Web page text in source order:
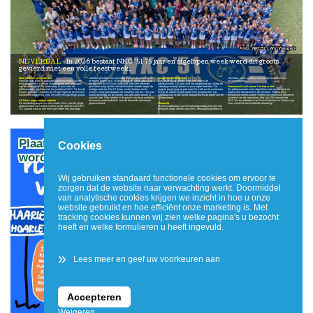
NIJVERDAL In 2026 bestaat NKC ’51 75 jaar en afgelopen week werd dit groots
gevierd met een volle feestweek.
Mooi jubileum programma
Hiervoor was door de speciale jubileumcommissie een
mooi programma in elkaar was gedraaid voor alle lagen
van de vereniging. Op woensdag 10 juni werd de
jubileumweek afgetrapt met het jaarlijkse NKC ’51 Jeu de
Boules toernooi. Ondanks de hevige regenval en een iets
aangepast programma werd het weer een gezellige avond.
All Stars tegen huidige selectie
De donderdag begon met een mooie clinic voor de jeugd,
gegeven door Samantha Schorn en de selectie van NKC
‘51. Daarna werd er met heel veel leden een prachtige
clubfoto gemaakt: een bijzonder moment om samen vast
te leggen tijdens ons 75-jarig jubileum. Vervolgens was
het tijd voor de All Stars wedstrijd, met vele bekende
gezichten terug op het veld die fanatiek streden tegen de
huidige selectie. De All Stars wisten helaas niet te
winnen, maar daar draaide het natuurlijk niet om. Het was
vooral geweldig om de sterren van toen weer samen in
actie te zien. Ook werden in de pauze van deze wedstrijd
de nieuwe wedstrijdshirts voor de komende seizoenen
gepresenteerd.
Jeugd vierde volop mee
Ook onze jeugd vierde volop mee tijdens de
jubileumweek. Dit jaar vond het jeugdkamp op vrijdag en
zaterdag namelijk plaats in onze eigen feesttent. De
jongste jeugd ging op pad naar De Kolk om te zwemmen,
terwijl de oudere jeugd onder meer ging bowlen. Op
zaterdag was er een actief programma bij de buren van de
Wilgenweard.
Fietstocht
Na het jeugdkamp was het zaterdagmiddag tijd voor een
fietstocht langs allerlei voor NKC belangrijke plekken in
Nijverdal, zoals locaties van huidige en voormalige
accommodaties.
Feestavond met Lisanne Verheij erelid
De jubileumweek werd afgesloten met een receptie en
daarna een feestavond in de feesttent. Tijdens deze
feestavond werd Lisanne Verheij als verrassing benoemd
tot erelid van de vereniging. Met zo’n 200 aanwezige
NKC’ers en optredens van Nick Brinkhuis en Dennis van
Dam werd het een knallende afsluiting!
NKC'51 / Wil Vleugels
Plaatsnaamborden gemeente Hellendoorn
worden aangepast
Cookies
Wij gebruiken standaard functionele cookies om ervoor te
zorgen dat de website naar verwachting werkt. Doormiddel
van analytische cookies krijgen we inzicht in hoe u onze
website gebruikt en hoe efficiënt onze marketing is. Met
tracking cookies kunnen wij zien welke pagina's u bezocht
heeft en welke formulieren u heeft ingevuld.
» Lees meer en geef uw voorkeuren aan
Accepteren